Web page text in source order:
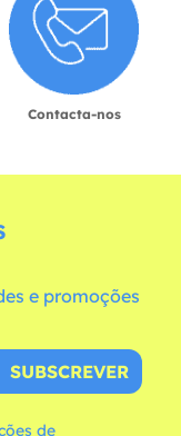
Contacta-nos
e promoções
SUBSCREVER